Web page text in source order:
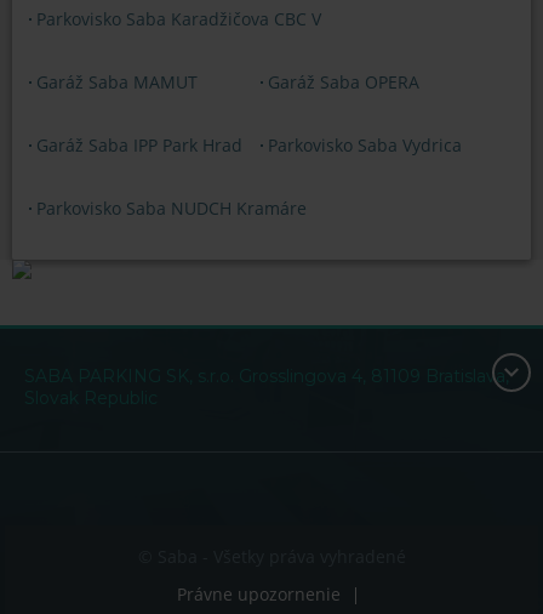
Parkovisko Saba Karadžičova CBC V
Garáž Saba MAMUT Garáž Saba OPERA
Garáž Saba IPP Park Hrad Parkovisko Saba Vydrica
Parkovisko Saba NUDCH Kramáre
SABA PARKING SK, s.r.o. Grosslingova 4, 81109 Bratislava,
Právne upozornenie